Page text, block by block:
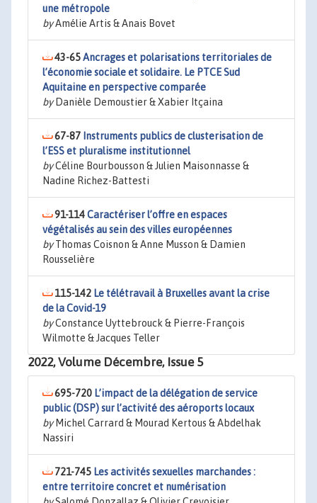
une métropole
byAmélie Artis & Anais Bovet
43-65Ancrages et polarisations territoriales de
l’économie sociale et solidaire. Le PTCE Sud
Aquitaine en perspective comparée
byDanièle Demoustier & Xabier Itçaina
67-87 Instruments publics de clusterisation de
l’ESS et pluralisme institutionnel
byCéline Bourbousson & Julien Maisonnasse &
Nadine Richez-Battesti
91-114Caractériser l’offre en espaces
végétalisés au sein des villes européennes
byThomas Coisnon & Anne Musson & Damien
Rousselière
115-142 Le télétravail à Bruxelles avant la crise
de la Covid-19
byConstance Uyttebrouck & Pierre-François
Wilmotte & Jacques Teller
2022, Volume Décembre, Issue 5
695-720 L’impact de la délégation de service
public (DSP) sur l’activité des aéroports locaux
byMichel Carrard & Mourad Kertous & Abdelhak
Nassiri
721-745 Les activités sexuelles marchandes :
entre territoire concret et numérisation